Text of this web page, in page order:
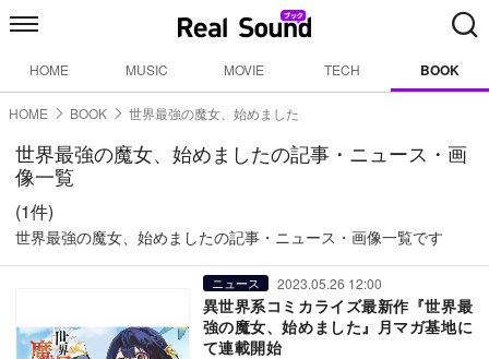
HOME MUSIC MOVIE TECH BOOK
HOME BOOK 世界最強の魔女、始めました
世界最強の魔女、始めましたの記事・ニュース・画
像一覧
(1件)
世界最強の魔女、始めましたの記事・ニュース・画像一覧です
ニュース 2023.05.26 12:00
異世界系コミカライズ最新作『世界最
強の魔女、始めました』月マガ基地に
て連載開始